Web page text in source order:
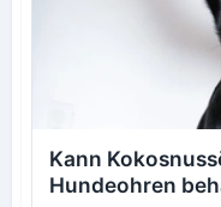
Kann
Hundeohren